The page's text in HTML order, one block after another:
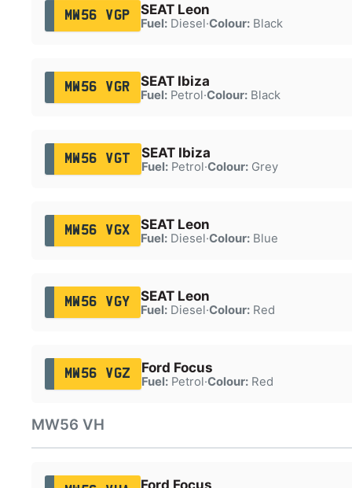
MW56 VGP SEAT Leon
Fuel:Diesel·Colour:Black
MW56 VGR SEAT Ibiza
Fuel:Petrol·Colour:Black
MW56 VGT SEAT Ibiza
Fuel:Petrol·Colour:Grey
MW56 VGX SEAT Leon
Fuel:Diesel·Colour:Blue
MW56 VGY SEAT Leon
Fuel:Diesel·Colour:Red
MW56 VGZ Ford Focus
Fuel:Petrol·Colour:Red
MW56 VH
Ford Focus